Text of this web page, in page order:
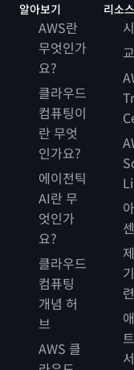
알아보기
AWS란
무엇인가
요?
클라우드
컴퓨팅이
란 무엇
인가요?
에이전틱
AI란 무
엇인가
요?
클라우드
컴퓨팅
개념 허
브
AWS 클
리소스
서